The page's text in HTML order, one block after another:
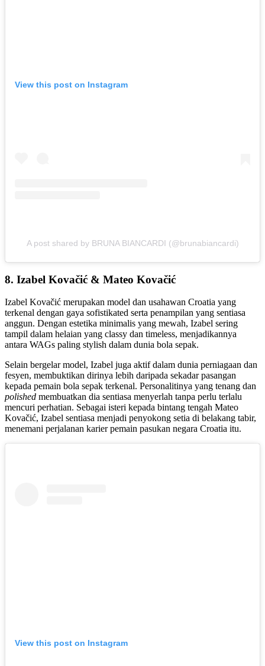
View this post on Instagram
A post shared by BRUNA BIANCARDI (@brunabiancardi)
8. Izabel Kovačić & Mateo Kovačić
Izabel Kovačić merupakan model dan usahawan Croatia yang
terkenal dengan gaya sofistikated serta penampilan yang sentiasa
anggun. Dengan estetika minimalis yang mewah, Izabel sering
tampil dalam helaian yang classy dan timeless, menjadikannya
antara WAGs paling stylish dalam dunia bola sepak.
Selain bergelar model, Izabel juga aktif dalam dunia perniagaan dan
fesyen, membuktikan dirinya lebih daripada sekadar pasangan
kepada pemain bola sepak terkenal. Personalitinya yang tenang dan
polished membuatkan dia sentiasa menyerlah tanpa perlu terlalu
mencuri perhatian. Sebagai isteri kepada bintang tengah Mateo
Kovačić, Izabel sentiasa menjadi penyokong setia di belakang tabir,
menemani perjalanan karier pemain pasukan negara Croatia itu.
View this post on Instagram